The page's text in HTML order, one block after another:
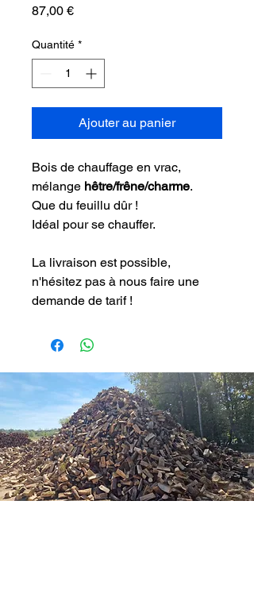
87,00 €Prix
Quantité *
Ajouter au panier
Bois de chauffage en vrac,
mélange hêtre/frêne/charme.
Que du feuillu dûr !
Idéal pour se chauffer.
La livraison est possible,
n'hésitez pas à nous faire une
demande de tarif !